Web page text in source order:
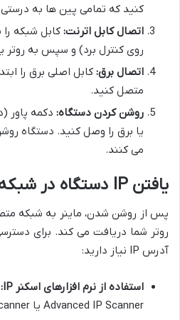
کنید که تمامی پین ها به
اتصال کابل اترنت: کابل شبکه را
روی کنترل برد) و سپس به روتر
اتصال برق: کابل اصلی برق را
متصل کنید.
روشن کردن دستگاه: دکمه پاور
یا برق را وصل کنید. دستگاه
می کنند.
یافتن IP دستگاه در شبکه
روتر شما دریافت می کند. برای
آدرس IP نیاز دارید:
استفاده از نرم افزارهای اسکنر IP: